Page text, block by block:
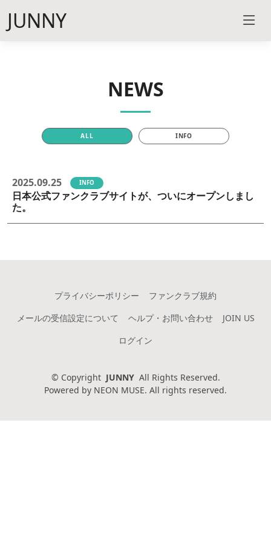
JUNNY
NEWS
ALL INFO
2025.09.25 INFO
日本公式ファンクラブサイトが、ついにオープンしまし
た。
プライバシーポリシー
ファンクラブ規約
メールの受信設定について
ヘルプ・お問い合わせ
JOIN US
ログイン
© Copyright JUNNY All Rights Reserved.
Powered by NEON MUSE. All rights reserved.